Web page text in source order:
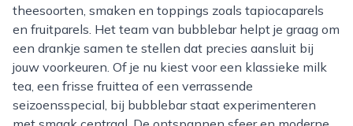
theesoorten, smaken en toppings zoals tapiocaparels
en fruitparels. Het team van bubblebar helpt je graag om
een drankje samen te stellen dat precies aansluit bij
jouw voorkeuren. Of je nu kiest voor een klassieke milk
tea, een frisse fruittea of een verrassende
seizoensspecial, bij bubblebar staat experimenteren